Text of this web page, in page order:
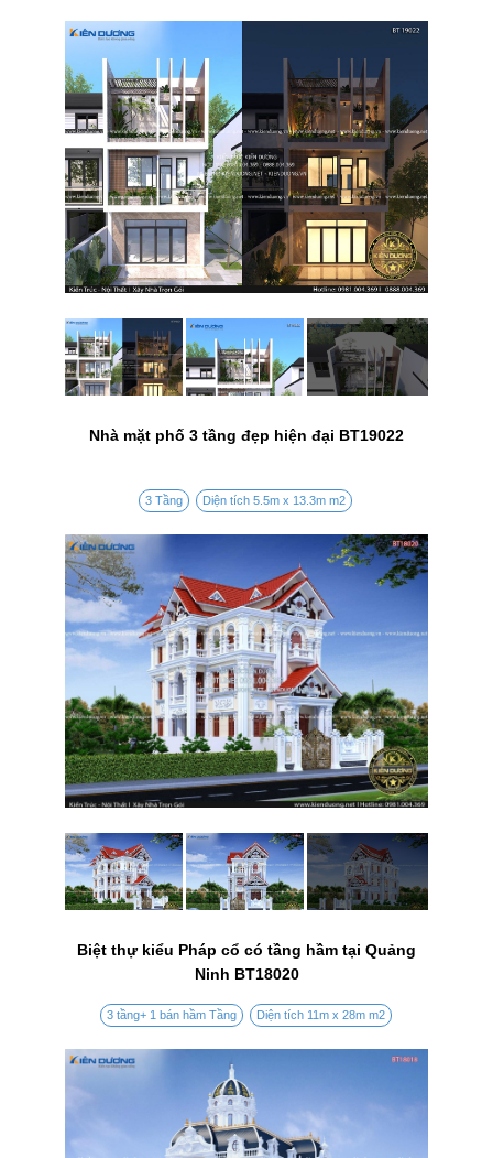
Nhà mặt phố 3 tầng đẹp hiện đại BT19022
3 Tầng Diện tích 5.5m x 13.3m m2
Biệt thự kiểu Pháp cổ có tầng hầm tại Quảng
Ninh BT18020
3 tầng+ 1 bán hầm Tầng Diện tích 11m x 28m m2